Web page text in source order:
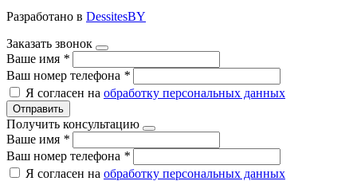
Разработано в DessitesBY
Заказать звонок
Ваше имя *
Ваш номер телефона *
Я согласен на обработку персональных данных
Отправить
Получить консультацию
Ваше имя *
Ваш номер телефона *
Я согласен на обработку персональных данных